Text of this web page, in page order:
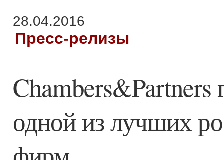
28.04.2016
Пресс-релизы
Chambers&Partners
одной из лучших